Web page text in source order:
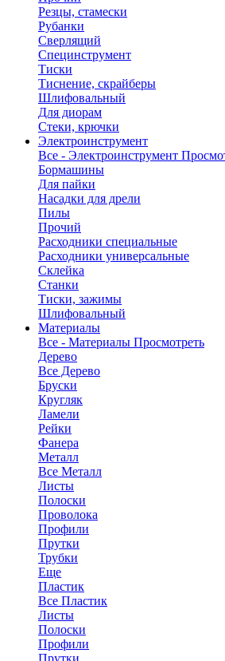
Резцы, стамески
Рубанки
Сверлящий
Специнструмент
Тиски
Тиснение, скрайберы
Шлифовальный
Для диорам
Стеки, крючки
Электроинструмент
Все - Электроинструмент
Бормашины
Для пайки
Насадки для дрели
Пилы
Прочий
Расходники специальные
Расходники универсальные
Склейка
Станки
Тиски, зажимы
Шлифовальный
Материалы
Все - Материалы Просмотреть
Дерево
Все Дерево
Бруски
Кругляк
Ламели
Рейки
Фанера
Металл
Все Металл
Листы
Полоски
Проволока
Профили
Прутки
Трубки
Еще
Пластик
Все Пластик
Листы
Полоски
Профили
Прутки